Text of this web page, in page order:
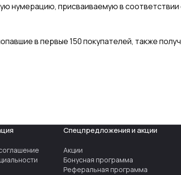
нумерацию, присваиваемую в соответствии
в первые 150 покупателей, также
Спецпредложения и акции
Акции
Бонусная программа
Реферальная программа